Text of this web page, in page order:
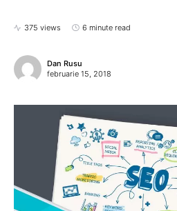
375 views 6 minute read
Dan Rusu
februarie 15, 2018